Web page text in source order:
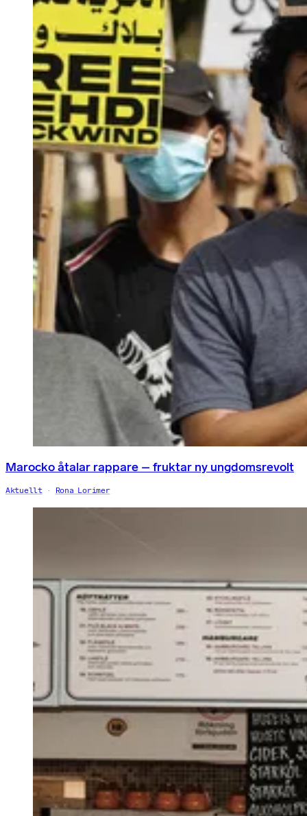
Marocko åtalar rappare – fruktar ny ungdomsrevolt
Aktuellt Rona Lorimer